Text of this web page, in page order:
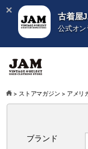
古着屋
公式オン
> ストアマガジン > アメリ
ブランド